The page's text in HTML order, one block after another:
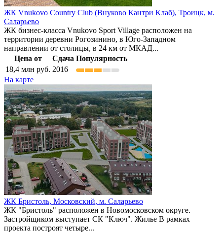
ЖК Vnukovo Country Club (Внуково Кантри Клаб), Троицк, м.
Саларьево
ЖК бизнес-класса Vnukovo Sport Village расположен на
территории деревни Рогозинино, в Юго-Западном
направлении от столицы, в 24 км от МКАД...
Цена от
Сдача Популярность
18,4 млн руб. 2016
На карте
ЖК Бристоль, Московский, м. Саларьево
ЖК "Бристоль" расположен в Новомосковском округе.
Застройщиком выступает СК "Ключ". Жилье В рамках
проекта построят четыре...